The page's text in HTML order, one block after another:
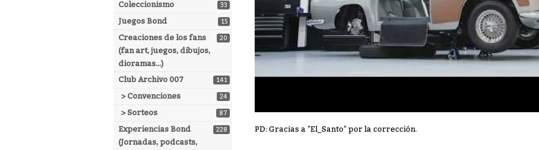
33
Coleccionismo
15
Juegos Bond
20
Creaciones de los fans
(fan art, juegos, dibujos,
dioramas...)
141
Club Archivo 007
24
> Convenciones
87
> Sorteos
228
Experiencias Bond
(Jornadas, podcasts,
PD: Gracias a "El_Santo" por la corrección.